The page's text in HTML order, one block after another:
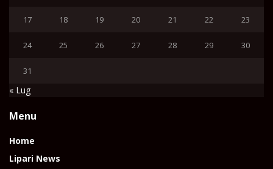
17 18 19 20 21 22 23
24 25 26 27 28 29 30
31
« Lug
Menu
Home
Lipari News